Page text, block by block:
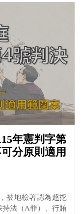
年憲判字第
分原則適用
被地檢署認為超挖
持法（A罪）、行賄